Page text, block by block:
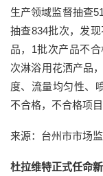
生产领域监督抽查
抽查834批次，发
品，1批次产品不
次淋浴用花洒产品
度、流量均匀性、
不合格，不合格项目
来源：台州市市场
杜拉维特正式任命